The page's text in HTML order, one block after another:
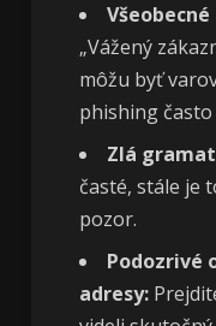
„Vážený
môžu byť
phishing často
Zlá
časté, stále je
pozor.
Podozrivé
adresy: